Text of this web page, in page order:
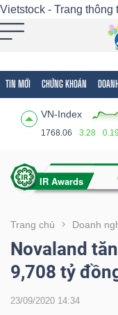
Vietstock - Trang
TIN MỚI CHỨNG KHOÁN
VN-Index
1768.06 3.28
Trang chủ Doanh
Novaland
9,708 tỷ
23/09/2020 14:34
Tất cả Tính năng
Tính
(-)
VIETSTOCK
CHỨNG